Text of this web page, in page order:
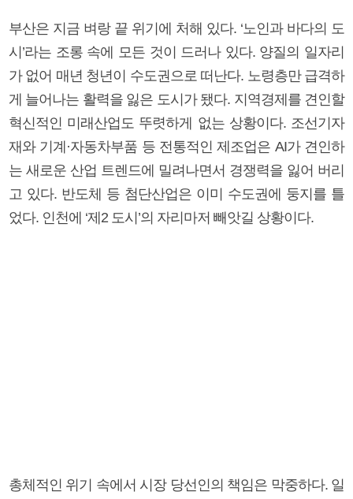
부산은 지금 벼랑 끝 위기에 처해 있다. ‘노인과 바다의 도
시’라는 조롱 속에 모든 것이 드러나 있다. 양질의 일자리
가 없어 매년 청년이 수도권으로 떠난다. 노령층만 급격하
게 늘어나는 활력을 잃은 도시가 됐다. 지역경제를 견인할
혁신적인 미래산업도 뚜렷하게 없는 상황이다. 조선기자
재와 기계·자동차부품 등 전통적인 제조업은 AI가 견인하
는 새로운 산업 트렌드에 밀려나면서 경쟁력을 잃어 버리
고 있다. 반도체 등 첨단산업은 이미 수도권에 둥지를 틀
었다. 인천에 ‘제2 도시’의 자리마저 빼앗길 상황이다.
총체적인 위기 속에서 시장 당선인의 책임은 막중하다. 일